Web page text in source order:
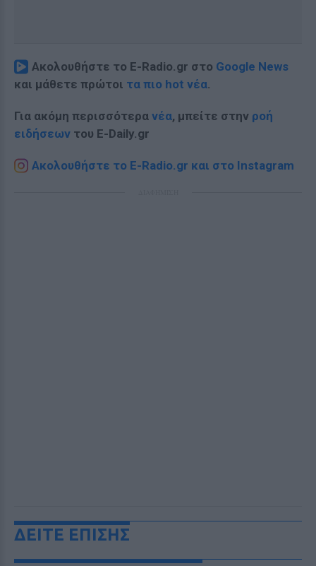
Ακολουθήστε το E-Radio.gr στο Google News
και μάθετε πρώτοι τα πιο hot νέα.
Για ακόμη περισσότερα νέα, μπείτε στην ροή
ειδήσεων του E-Daily.gr
Ακολουθήστε το E-Radio.gr και στο Instagram
ΔΕΙΤΕ ΕΠΙΣΗΣ